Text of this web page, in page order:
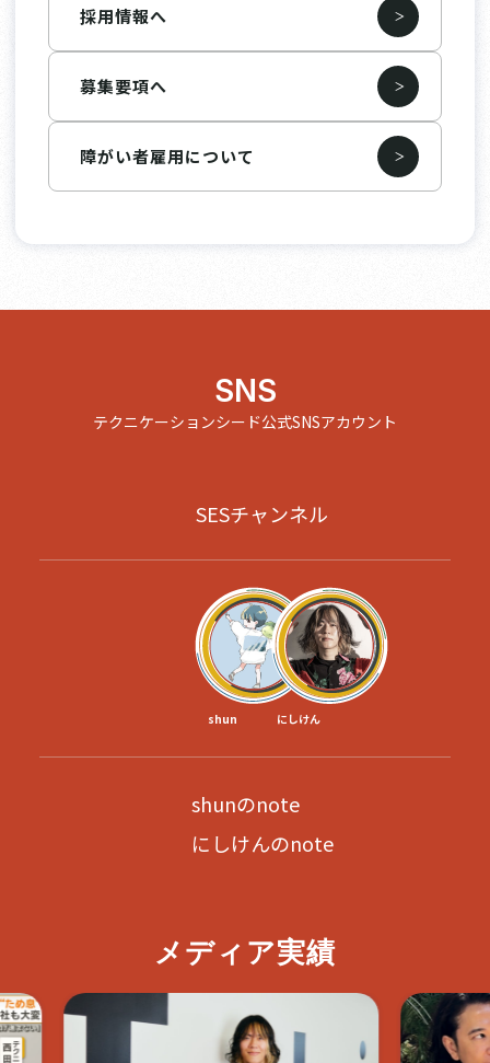
採用情報へ
募集要項へ
障がい者雇用について
SNS
テクニケーションシード公式SNSアカウント
SESチャンネル
shun にしけん
shunのnote
にしけんのnote
メディア実績